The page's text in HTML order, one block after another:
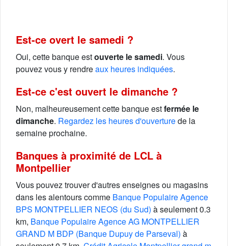
Est-ce overt le samedi ?
Oui, cette banque estouverte le samedi. Vous
pouvez vous y rendreaux heures indiquées.
Est-ce c'est ouvert le dimanche ?
Non, malheureusement cette banque estfermée le
dimanche. Regardez les heures d'ouverturede la
semaine prochaine.
Banques à proximité de LCL à
Montpellier
Vous pouvez trouver d'autres enseignes ou magasins
dans les alentours comme Banque Populaire Agence
BPS MONTPELLIER NEOS (du Sud) à seulement 0.3
km, Banque Populaire Agence AG MONTPELLIER
GRAND M BDP (Banque Dupuy de Parseval) à